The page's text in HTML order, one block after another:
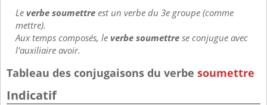
Leverbe soumettreest un verbe du 3e groupe (comme
mettre).
Aux temps composés, leverbe soumettrese conjugue avec
l'auxiliaire avoir.
Tableau des conjugaisons du verbe soumettre
Indicatif